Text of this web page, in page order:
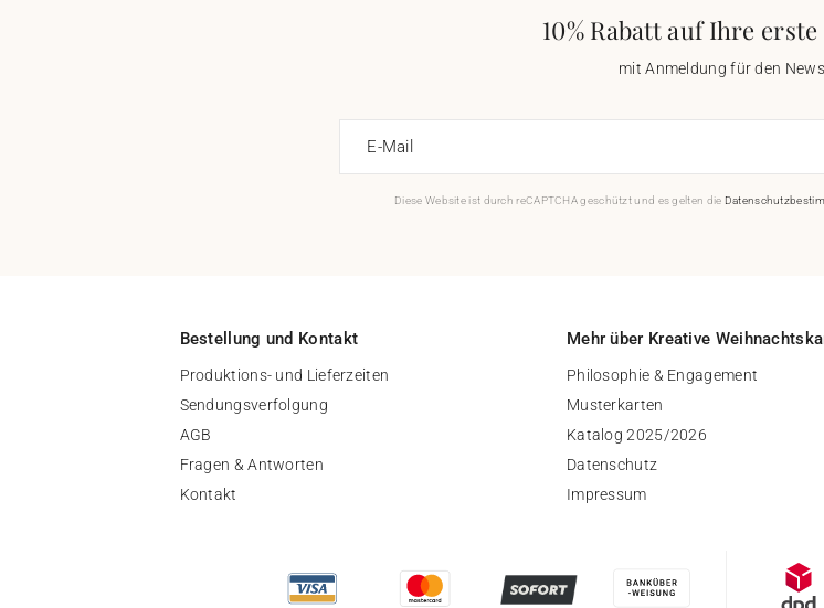
10% Rabatt auf Ihre
mit Anmeldung für den
E-Mail
Diese Website ist durch reCAPTCHA geschützt und es gelten die
Bestellung und Kontakt
Produktions- und Lieferzeiten
Sendungsverfolgung
AGB
Fragen & Antworten
Kontakt
Mehr über Kreative
Philosophie & Engagement
Musterkarten
Katalog 2025/2026
Datenschutz
Impressum